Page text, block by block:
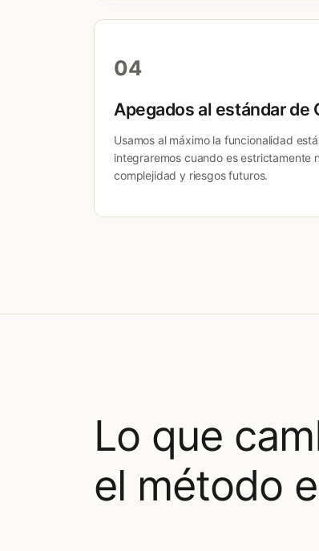
04
Apegados al estándar de
Usamos al máximo la funcionalidad
integraremos cuando es estrictamente
complejidad y riesgos futuros.
Lo que
el método